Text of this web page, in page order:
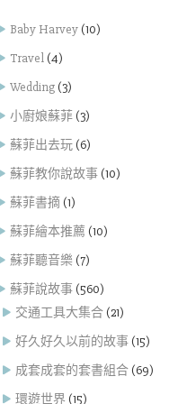
Baby Harvey (10)
Travel (4)
Wedding (3)
小廚娘蘇菲 (3)
蘇菲出去玩 (6)
蘇菲教你說故事 (10)
蘇菲書摘 (1)
蘇菲繪本推薦 (10)
蘇菲聽音樂 (7)
蘇菲說故事 (560)
交通工具大集合 (21)
好久好久以前的故事 (15)
成套成套的套書組合 (69)
環遊世界 (15)